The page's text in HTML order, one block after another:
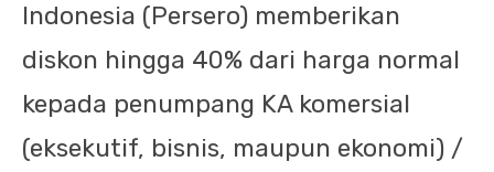
Indonesia (Persero) memberikan
diskon hingga 40% dari harga normal
kepada penumpang KA komersial
(eksekutif, bisnis, maupun ekonomi) /